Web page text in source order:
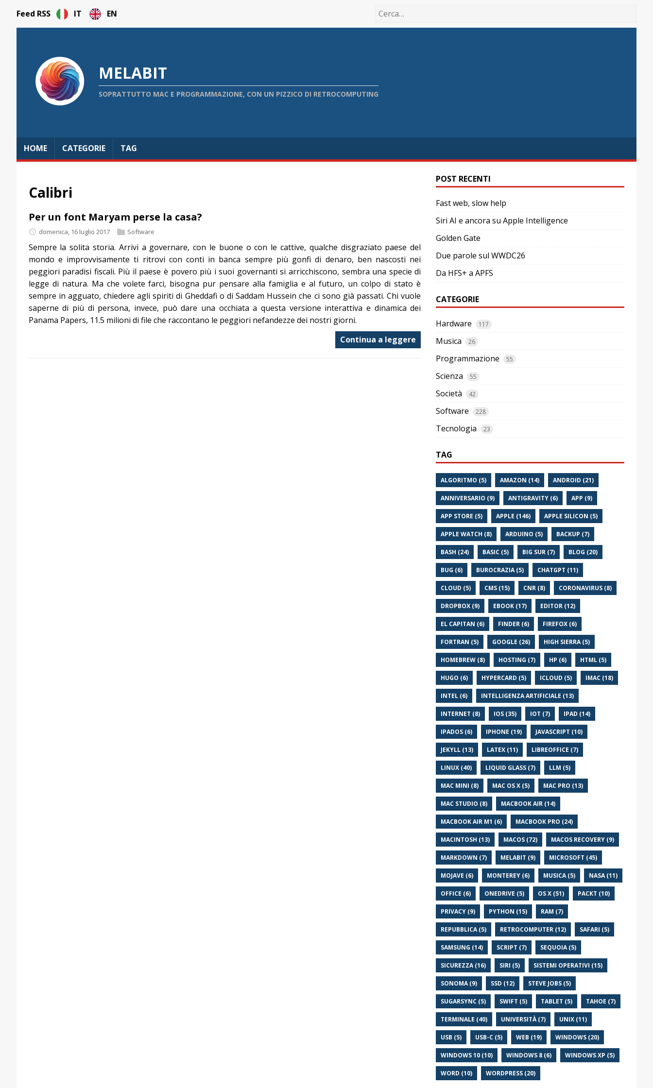
Feed RSS IT EN
MELABIT
SOPRATTUTTO MAC E PROGRAMMAZIONE, CON UN PIZZICO DI RETROCOMPUTING
HOME CATEGORIE TAG
Calibri
Per un font Maryam perse la casa?
domenica, 16 luglio 2017 Software
Sempre la solita storia. Arrivi a governare, con le buone o con le cattive, qualche disgraziato paese del
mondo e improvvisamente ti ritrovi con conti in banca sempre più gonfi di denaro, ben nascosti nei
peggiori paradisi fiscali. Più il paese è povero più i suoi governanti si arricchiscono, sembra una specie di
legge di natura. Ma che volete farci, bisogna pur pensare alla famiglia e al futuro, un colpo di stato è
sempre in agguato, chiedere agli spiriti di Gheddafi o di Saddam Hussein che ci sono già passati. Chi vuole
saperne di più di persona, invece, può dare una occhiata a questa versione interattiva e dinamica dei
Panama Papers, 11.5 milioni di file che raccontano le peggiori nefandezze dei nostri giorni.
Continua a leggere
POST RECENTI
Fast web, slow help
Siri AI e ancora su Apple Intelligence
Golden Gate
Due parole sul WWDC26
Da HFS+ a APFS
CATEGORIE
Hardware 117
Musica 26
Programmazione 55
Scienza 55
Società 42
Software 228
Tecnologia 23
TAG
ALGORITMO (5) AMAZON (14) ANDROID (21)
ANNIVERSARIO (9) ANTIGRAVITY (6) APP (9)
APP STORE (5) APPLE (146) APPLE SILICON (5)
APPLE WATCH (8) ARDUINO (5) BACKUP (7)
BASH (24) BASIC (5) BIG SUR (7) BLOG (20)
BUG (6) BUROCRAZIA (5) CHATGPT (11)
CLOUD (5) CMS (15) CNR (8) CORONAVIRUS (8)
DROPBOX (9) EBOOK (17) EDITOR (12)
EL CAPITAN (6) FINDER (6) FIREFOX (6)
FORTRAN (5) GOOGLE (26) HIGH SIERRA (5)
HOMEBREW (8) HOSTING (7) HP (6) HTML (5)
HUGO (6) HYPERCARD (5) ICLOUD (5) IMAC (18)
INTEL (6) INTELLIGENZA ARTIFICIALE (13)
INTERNET (8) IOS (35) IOT (7) IPAD (14)
IPADOS (6) IPHONE (19) JAVASCRIPT (10)
JEKYLL (13) LATEX (11) LIBREOFFICE (7)
LINUX (40) LIQUID GLASS (7) LLM (5)
MAC MINI (8) MAC OS X (5) MAC PRO (13)
MAC STUDIO (8) MACBOOK AIR (14)
MACBOOK AIR M1 (6) MACBOOK PRO (24)
MACINTOSH (13) MACOS (72) MACOS RECOVERY (9)
MARKDOWN (7) MELABIT (9) MICROSOFT (45)
MOJAVE (6) MONTEREY (6) MUSICA (5) NASA (11)
OFFICE (6) ONEDRIVE (5) OS X (51) PACKT (10)
PRIVACY (9) PYTHON (15) RAM (7)
REPUBBLICA (5) RETROCOMPUTER (12) SAFARI (5)
SAMSUNG (14) SCRIPT (7) SEQUOIA (5)
SICUREZZA (16) SIRI (5) SISTEMI OPERATIVI (15)
SONOMA (9) SSD (12) STEVE JOBS (5)
SUGARSYNC (5) SWIFT (5) TABLET (5) TAHOE (7)
TERMINALE (40) UNIVERSITÀ (7) UNIX (11)
USB (5) USB-C (5) WEB (19) WINDOWS (20)
WINDOWS 10 (10) WINDOWS 8 (6) WINDOWS XP (5)
WORD (10) WORDPRESS (20)